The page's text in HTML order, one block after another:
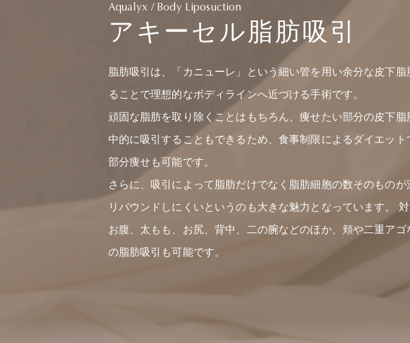
Aqualyx / Body Liposuction
アキーセル脂肪吸引
脂肪吸引は、「カニューレ」という細い管を用い余分な皮下脂
ることで理想的なボディラインへ近づける手術です。
頑固な脂肪を取り除くことはもちろん、痩せたい部分の皮下脂
中的に吸引することもできるため、食事制限によるダイエット
部分痩せも可能です。
さらに、吸引によって脂肪だけでなく脂肪細胞の数そのものが
リバウンドしにくいというのも大きな魅力となっています。 対
お腹、太もも、お尻、背中、二の腕などのほか、頬や二重アゴ
の脂肪吸引も可能です。